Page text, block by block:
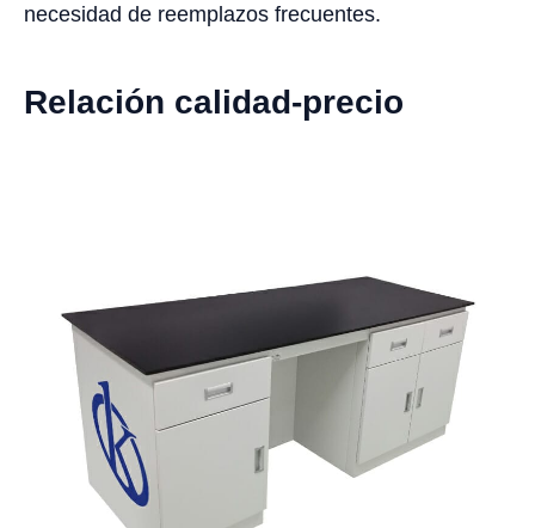
necesidad de reemplazos frecuentes.
Relación calidad-precio